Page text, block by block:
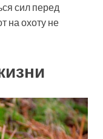
сил перед
на охоту не